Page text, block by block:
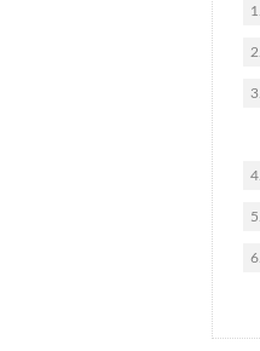
1.
2.
3.
4.
5.
6.